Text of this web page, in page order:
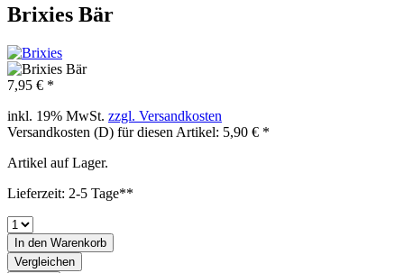
Brixies Bär
7,95 € *
inkl. 19% MwSt. zzgl. Versandkosten
Versandkosten (D) für diesen Artikel: 5,90 € *
Artikel auf Lager.
Lieferzeit: 2-5 Tage**
In den Warenkorb
Vergleichen